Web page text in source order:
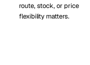
route, stock, or price
flexibility matters.